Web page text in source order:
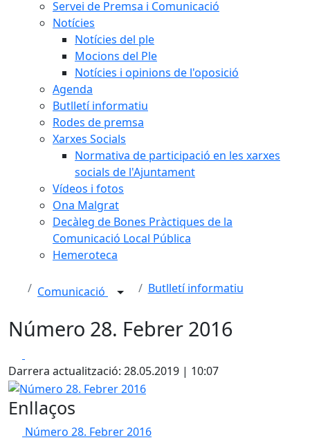
Servei de Premsa i Comunicació
Notícies
Notícies del ple
Mocions del Ple
Notícies i opinions de l'oposició
Agenda
Butlletí informatiu
Rodes de premsa
Xarxes Socials
Normativa de participació en les xarxes
socials de l'Ajuntament
Vídeos i fotos
Ona Malgrat
Decàleg de Bones Pràctiques de la
Comunicació Local Pública
Hemeroteca
Comunicació Butlletí informatiu
Número 28. Febrer 2016
Darrera actualització: 28.05.2019 | 10:07
Número 28. Febrer 2016
Enllaços
Número 28. Febrer 2016